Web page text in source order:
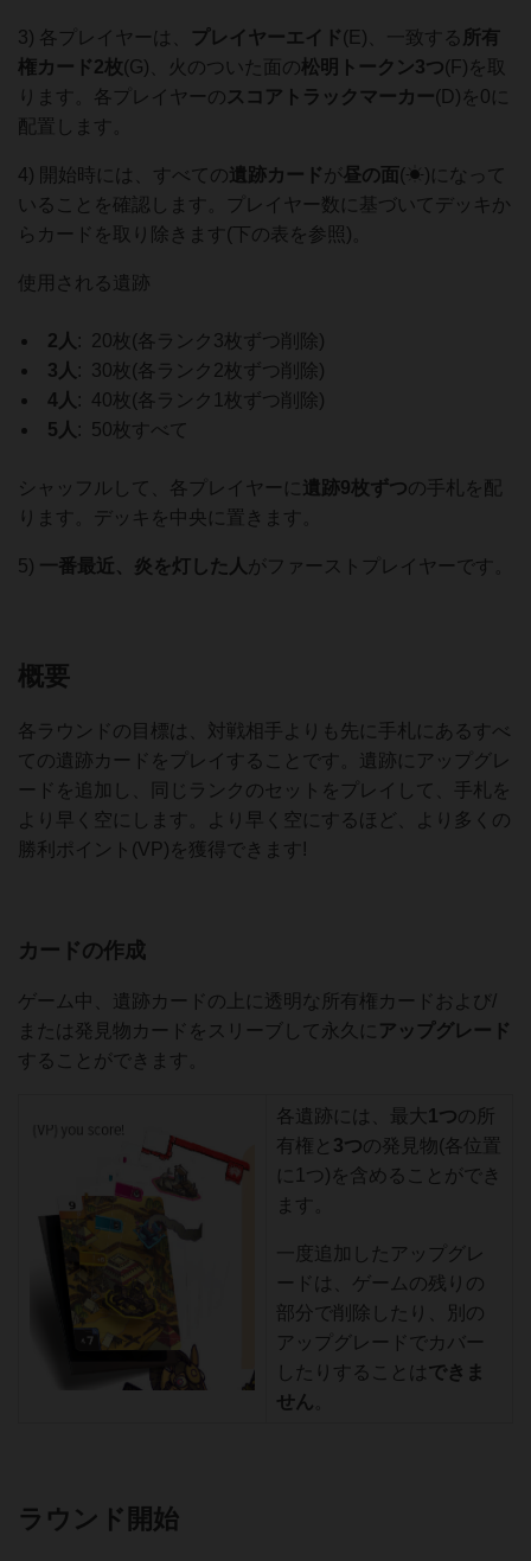
3) 各プレイヤーは、 プレイヤーエイド(E)、一致する 所有
権カード2枚(G)、火のついた面の松明トークン3つ(F)を取
ります。各プレイヤーの スコアトラックマーカー(D)を0に
配置します。
4) 開始時には、すべての遺跡カード が昼の面(☀)になって
いることを確認します。プレイヤー数に基づいてデッキか
らカードを取り除きます(下の表を参照)。
使用される遺跡
2人 : 20枚(各ランク3枚ずつ削除)
3人 : 30枚(各ランク2枚ずつ削除)
4人 : 40枚(各ランク1枚ずつ削除)
5人 : 50枚すべて
シャッフルして、各プレイヤーに 遺跡9枚ずつの手札を配
ります。デッキを中央に置きます。
5) 一番最近、炎を灯した人 がファーストプレイヤーです。
概要
各ラウンドの目標は、対戦相手よりも先に手札にあるすべ
ての遺跡カードをプレイすることです。遺跡にアップグレ
ードを追加し、同じランクのセットをプレイして、手札を
より早く空にします。より早く空にするほど、より多くの
勝利ポイント(VP)を獲得できます!
カードの作成
ゲーム中、遺跡カードの上に透明な所有権カードおよび/
または発見物カードをスリーブして永久に
アップグレード
することができます。
各遺跡には、最大 1つの所
有権と 3つの発見物(各位置
に1つ)を含めることができ
ます。
一度追加したアップグレ
ードは、ゲームの残りの
部分で削除したり、別の
アップグレードでカバー
したりすることは できま
せん
ラウンド開始